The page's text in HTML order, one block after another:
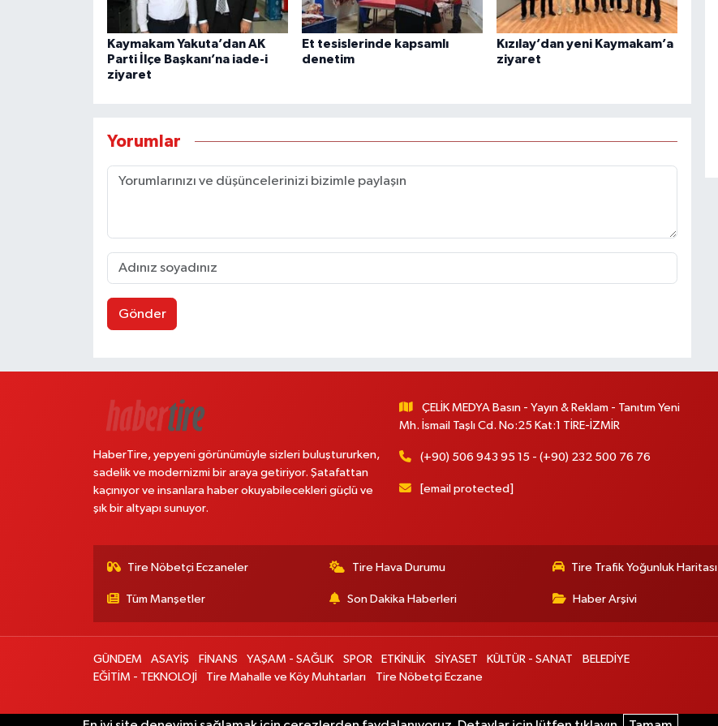
Kaymakam Yakuta’dan AK
Parti İlçe Başkanı’na iade-i
ziyaret
Et tesislerinde kapsamlı
denetim
Kızılay’dan yeni Kaymakam’a
ziyaret
Yorumlar
Gönder
HaberTire, yepyeni görünümüyle sizleri buluştururken,
sadelik ve modernizmi bir araya getiriyor. Şatafattan
kaçınıyor ve insanlara haber okuyabilecekleri güçlü ve
şık bir altyapı sunuyor.
ÇELİK MEDYA Basın - Yayın & Reklam - Tanıtım Yeni
Mh. İsmail Taşlı Cd. No:25 Kat:1 TİRE-İZMİR
(+90) 506 943 95 15 - (+90) 232 500 76 76
[email protected]
Tire Nöbetçi Eczaneler Tire Hava Durumu Tire Trafik Yoğunluk Haritası
Tüm Manşetler Son Dakika Haberleri Haber Arşivi
GÜNDEM ASAYİŞ FİNANS YAŞAM - SAĞLIK SPOR ETKİNLİK SİYASET KÜLTÜR - SANAT
BELEDİYE
EĞİTİM - TEKNOLOJİ
Tire Mahalle ve Köy Muhtarları Tire Nöbetçi Eczane